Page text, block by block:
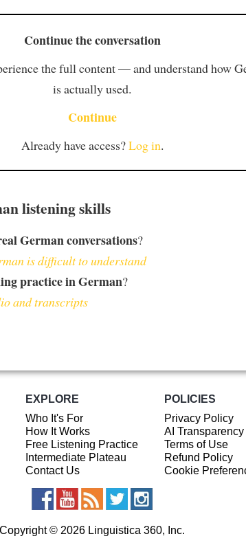
Continue the conversation
the full content — and understand how
is actually used.
Continue
Already have access?Log in.
listening skills
German conversations?
is difficult to understand
practice in German?
and transcripts
EXPLORE
Who It's For
How It Works
Free Listening Practice
Intermediate Plateau
Contact Us
POLICIES
Privacy Policy
AI
Terms of Use
Refund Policy
Cookie
Copyright © 2026 Linguistica 360, Inc.